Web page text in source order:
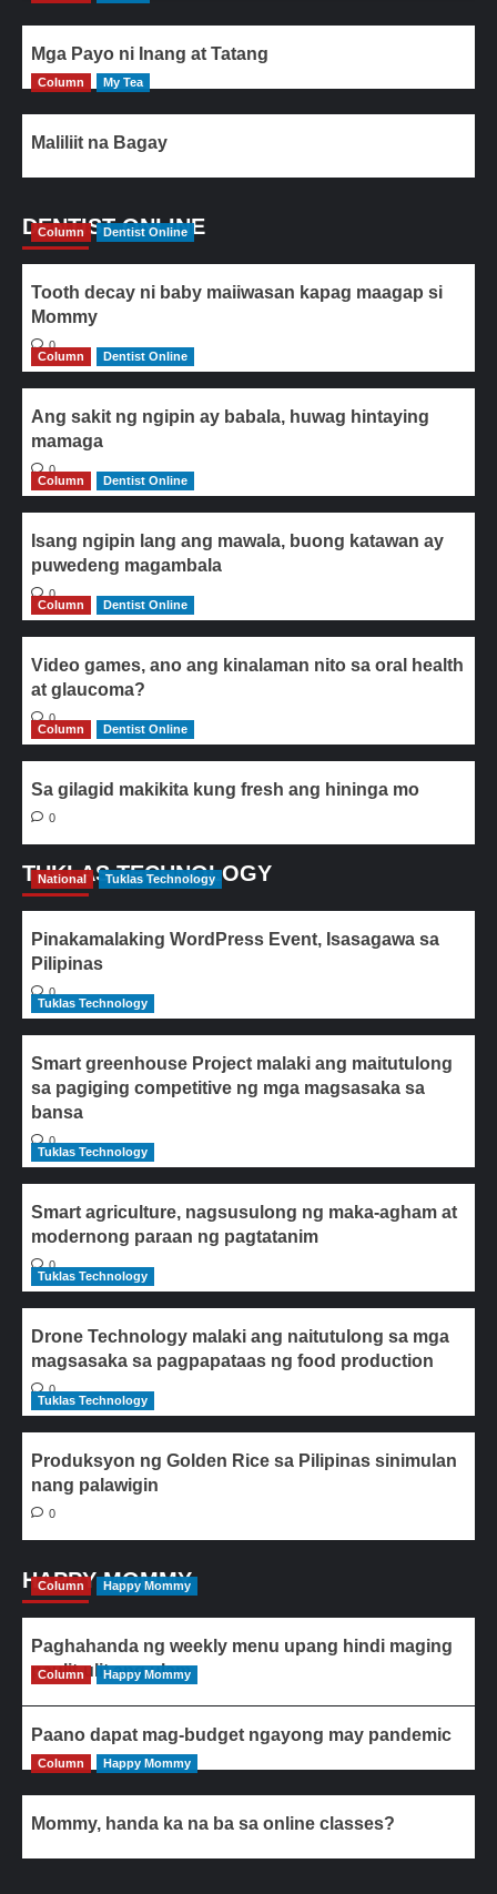
Mga Payo ni Inang at Tatang
Column My Tea
Maliliit na Bagay
DENTIST ONLINE
Column Dentist Online
Tooth decay ni baby maiiwasan kapag maagap si
Mommy
0
Column
Dentist Online
Ang sakit ng ngipin ay babala, huwag hintaying
mamaga
0
Column
Dentist Online
Isang ngipin lang ang mawala, buong katawan ay
puwedeng magambala
0
Column
Dentist Online
Video games, ano ang kinalaman nito sa oral health
at glaucoma?
0
Column
Dentist Online
Sa gilagid makikita kung fresh ang hininga mo
0
TUKLAS TECHNOLOGY
National Tuklas Technology
Pinakamalaking WordPress Event, Isasagawa sa
Pilipinas
0
Tuklas Technology
Smart greenhouse Project malaki ang maitutulong
sa pagiging competitive ng mga magsasaka sa
bansa
0
Tuklas Technology
Smart agriculture, nagsusulong ng maka-agham at
modernong paraan ng pagtatanim
0
Tuklas Technology
Drone Technology malaki ang naitutulong sa mga
magsasaka sa pagpapataas ng food production
0
Tuklas Technology
Produksyon ng Golden Rice sa Pilipinas sinimulan
nang palawigin
0
HAPPY MOMMY
Column Happy Mommy
Paghahanda ng weekly menu upang hindi maging
paulit-ulit ang ulam
Column Happy Mommy
Paano dapat mag-budget ngayong may pandemic
Column Happy Mommy
Mommy, handa ka na ba sa online classes?